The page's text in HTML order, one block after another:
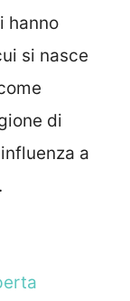
hanno
si nasce
di
a